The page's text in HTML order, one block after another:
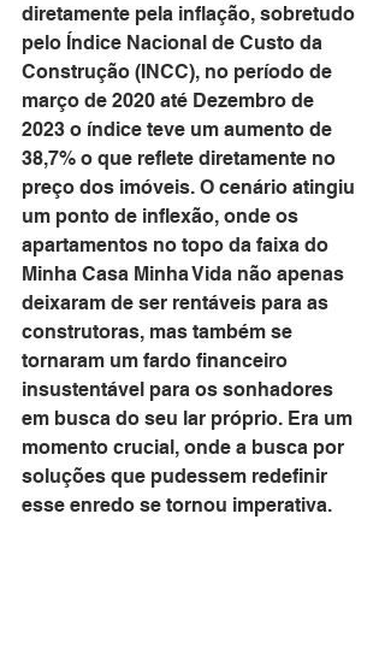
diretamente pela inflação, sobretudo
pelo Índice Nacional de Custo da
Construção (INCC), no período de
março de 2020 até Dezembro de
2023 o índice teve um aumento de
38,7% o que reflete diretamente no
preço dos imóveis. O cenário atingiu
um ponto de inflexão, onde os
apartamentos no topo da faixa do
Minha Casa Minha Vida não apenas
deixaram de ser rentáveis para as
construtoras, mas também se
tornaram um fardo financeiro
insustentável para os sonhadores
em busca do seu lar próprio. Era um
momento crucial, onde a busca por
soluções que pudessem redefinir
esse enredo se tornou imperativa.